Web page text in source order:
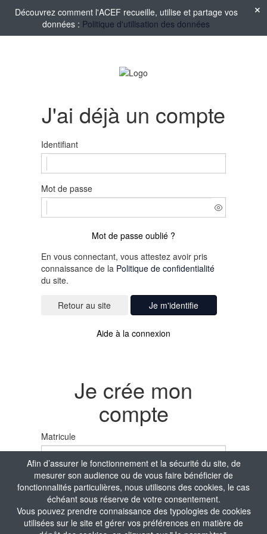
Afin d’assurer le fonctionnement et la sécurité du site, de
mesurer son audience ou de vous faire bénéficier de
fonctionnalités particulières, nous utilisons des cookies, le cas
échéant sous réserve de votre consentement.
Vous pouvez prendre connaissance des typologies de cookies
utilisées sur le site et gérer vos préférences en matière de
Découvrez comment l'ACEF recueille, utilise et partage vos
données : Politique d'utilisation des données
J'ai déjà un compte
Identifiant
Mot de passe
Mot de passe oublié ?
En vous connectant, vous attestez avoir pris
connaissance de la Politique de confidentialité
du site.
Je m'identifie
Aide à la connexion
Je crée mon
compte
Matricule
Nom
Prénom